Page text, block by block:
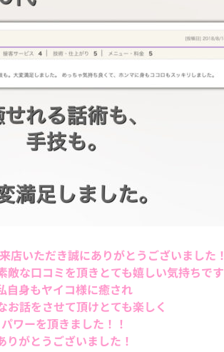
店いただき誠にありがとうございました！
敵な口コミを頂きとても嬉しい気持ちです
自身もヤイコ様に癒され
お話をさせて頂けとても楽しく
パワーを頂きました！！
りがとうございました！